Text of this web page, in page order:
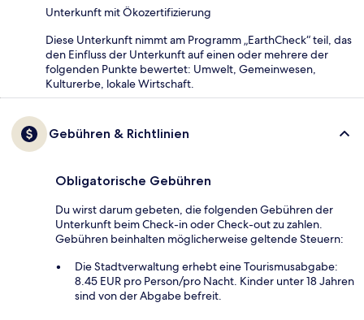
Unterkunft mit Ökozertifizierung
Diese Unterkunft nimmt am Programm „EarthCheck“ teil, das
den Einfluss der Unterkunft auf einen oder mehrere der
folgenden Punkte bewertet: Umwelt, Gemeinwesen,
Kulturerbe, lokale Wirtschaft.
Gebühren & Richtlinien
Obligatorische Gebühren
Du wirst darum gebeten, die folgenden Gebühren der
Unterkunft beim Check-in oder Check-out zu zahlen.
Gebühren beinhalten möglicherweise geltende Steuern:
Die Stadtverwaltung erhebt eine Tourismusabgabe:
8.45 EUR pro Person/pro Nacht. Kinder unter 18 Jahren
sind von der Abgabe befreit.